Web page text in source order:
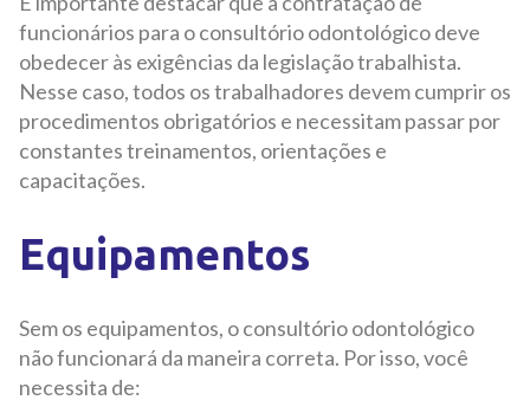
funcionários para o consultório odontológico deve
obedecer às exigências da legislação trabalhista.
Nesse caso, todos os trabalhadores devem cumprir os
procedimentos obrigatórios e necessitam passar por
constantes treinamentos, orientações e
capacitações.
Equipamentos
Sem os equipamentos, o consultório odontológico
não funcionará da maneira correta. Por isso, você
necessita de: